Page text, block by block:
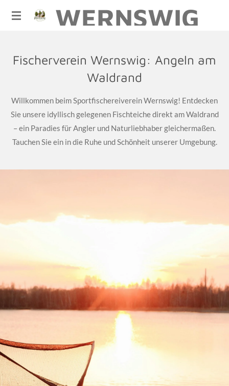
Zum
WERNSWIG
Fischerverein Wernswig: Angeln am
Waldrand
Willkommen beim Sportfischereiverein Wernswig! Entdecken
Sie unsere idyllisch gelegenen Fischteiche direkt am Waldrand
– ein Paradies für Angler und Naturliebhaber gleichermaßen.
Tauchen Sie ein in die Ruhe und Schönheit unserer Umgebung.